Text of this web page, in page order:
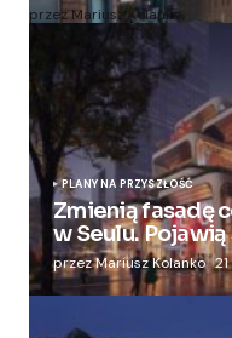
przez Mariusz Kolanko 20
PLANY NA PRZYSZŁOŚĆ
Zmienią fasadę
w Seulu. Pojawią
przez Mariusz Kolanko